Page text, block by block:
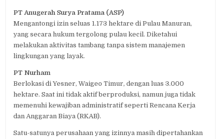
PT Anugerah Surya Pratama (ASP)
Mengantongi izin seluas 1.173 hektare di Pulau Manuran,
yang secara hukum tergolong pulau kecil. Diketahui
melakukan aktivitas tambang tanpa sistem manajemen
lingkungan yang layak.
PT Nurham
Berlokasi di Yesner, Waigeo Timur, dengan luas 3.000
hektare. Saat ini tidak aktif berproduksi, namun juga tidak
memenuhi kewajiban administratif seperti Rencana Kerja
dan Anggaran Biaya (RKAB).
Satu-satunya perusahaan yang izinnya masih dipertahankan